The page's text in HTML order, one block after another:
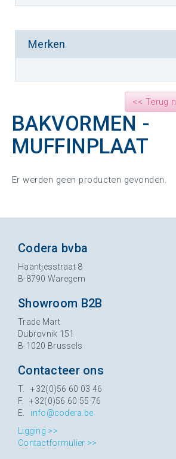
Merken
<< Terug
BAKVORMEN -
MUFFINPLAAT
Er werden geen producten gevonden.
Codera bvba
Haantjesstraat 8
B-8790 Waregem
Showroom B2B
Trade Mart
Dubrovnik 151
B-1020 Brussels
Contacteer ons
T. +32(0)56 60 03 46
F. +32(0)56 60 55 76
E. info@codera.be
Ligging >>
Contactformulier >>